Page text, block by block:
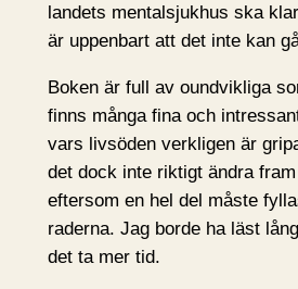
landets mentalsjukhus ska
är uppenbart att det inte kan
Boken är full av oundvikliga
finns många fina och
vars livsöden verkligen är
det dock inte riktigt ändra
eftersom en hel del måste
raderna. Jag borde ha läst
det ta mer tid.